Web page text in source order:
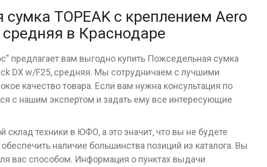
TOPEAK с креплением Aero
средняя в Краснодаре
предлагает вам выгодно купить Пожседельная сумка
DX w/F25, средняя. Мы сотрудничаем с лучшими
качество товара. Если вам нужна консультация по
с нашим экспертом и задать ему все интересующие
техники в ЮФО, а это значит, что вы не будете
наличие большинства позиций из каталога. Вы
вас способом. Информация о пунктах выдачи